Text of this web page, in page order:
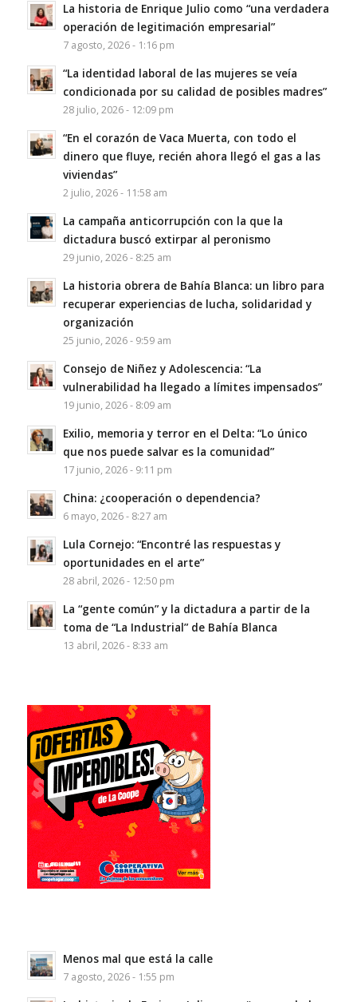
La historia de Enrique Julio como “una verdadera
operación de legitimación empresarial”
7 agosto, 2026 - 1:16 pm
“La identidad laboral de las mujeres se veía
condicionada por su calidad de posibles madres”
28 julio, 2026 - 12:09 pm
“En el corazón de Vaca Muerta, con todo el
dinero que fluye, recién ahora llegó el gas a las
viviendas”
2 julio, 2026 - 11:58 am
La campaña anticorrupción con la que la
dictadura buscó extirpar al peronismo
29 junio, 2026 - 8:25 am
La historia obrera de Bahía Blanca: un libro para
recuperar experiencias de lucha, solidaridad y
organización
25 junio, 2026 - 9:59 am
Consejo de Niñez y Adolescencia: “La
vulnerabilidad ha llegado a límites impensados”
19 junio, 2026 - 8:09 am
Exilio, memoria y terror en el Delta: “Lo único
que nos puede salvar es la comunidad”
17 junio, 2026 - 9:11 pm
China: ¿cooperación o dependencia?
6 mayo, 2026 - 8:27 am
Lula Cornejo: “Encontré las respuestas y
oportunidades en el arte”
28 abril, 2026 - 12:50 pm
La “gente común” y la dictadura a partir de la
toma de “La Industrial” de Bahía Blanca
13 abril, 2026 - 8:33 am
Menos mal que está la calle
7 agosto, 2026 - 1:55 pm